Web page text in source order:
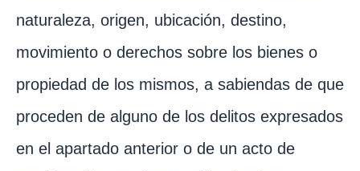
naturaleza, origen, ubicación, destino,
movimiento o derechos sobre los bienes o
propiedad de los mismos, a sabiendas de que
proceden de alguno de los delitos expresados
en el apartado anterior o de un acto de